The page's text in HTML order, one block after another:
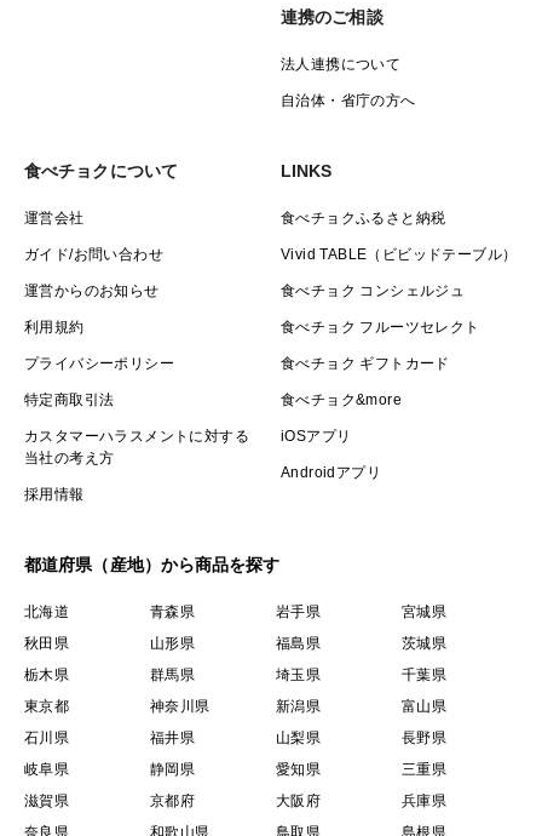
連携のご相談
法人連携について
自治体・省庁の方へ
食べチョクについて
運営会社
ガイド/お問い合わせ
運営からのお知らせ
利用規約
プライバシーポリシー
特定商取引法
カスタマーハラスメントに対する
当社の考え方
採用情報
LINKS
食べチョクふるさと納税
Vivid TABLE（ビビッドテーブル）
食べチョク コンシェルジュ
食べチョク フルーツセレクト
食べチョク ギフトカード
食べチョク&more
iOSアプリ
Androidアプリ
都道府県（産地）から商品を探す
北海道 青森県 岩手県
宮城県
秋田県
山形県 福島県
茨城県
栃木県
群馬県 埼玉県
千葉県
東京都
神奈川県 新潟県
富山県
石川県
福井県 山梨県
長野県
岐阜県
静岡県 愛知県
三重県
滋賀県
京都府 大阪府
兵庫県
奈良県
和歌山県 鳥取県 島根県